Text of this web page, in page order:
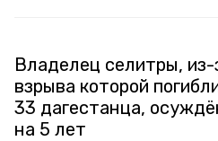
Владелец селитры, из-
взрыва которой
33 дагестанца,
на 5 лет